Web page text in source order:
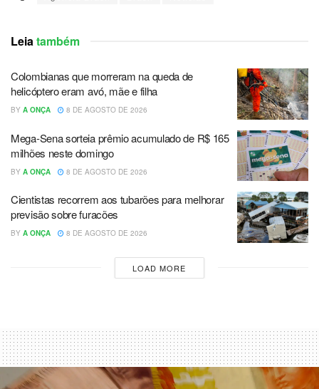
Leiatambém
Colombianas que morreram na queda de
helicóptero eram avó, mãe e filha
BY A ONÇA 8 DE AGOSTO DE 2026
Mega-Sena sorteia prêmio acumulado de R$ 165
milhões neste domingo
BY A ONÇA 8 DE AGOSTO DE 2026
Cientistas recorrem aos tubarões para melhorar
previsão sobre furacões
BY A ONÇA 8 DE AGOSTO DE 2026
LOAD MORE